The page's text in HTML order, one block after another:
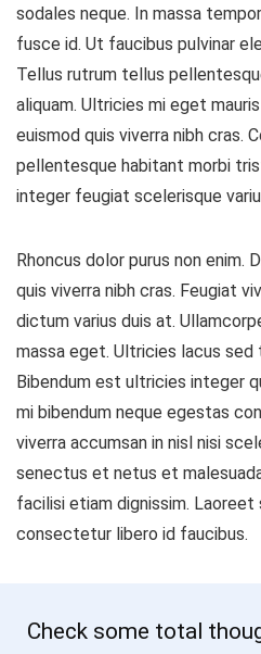
sodales neque. In massa
fusce id. Ut faucibus pulvinar
Tellus rutrum tellus
aliquam. Ultricies mi eget
euismod quis viverra nibh cras.
pellentesque habitant morbi
integer feugiat scelerisque
Rhoncus dolor purus non enim.
quis viverra nibh cras. Feugiat
dictum varius duis at.
massa eget. Ultricies lacus
Bibendum est ultricies integer
mi bibendum neque egestas
viverra accumsan in nisl nisi
senectus et netus et
facilisi etiam dignissim. Laoreet
consectetur libero id faucibus.
Check some total